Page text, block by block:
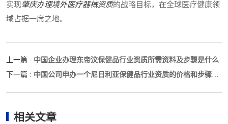
实现肇庆办理境外医疗器械资质的战略目标，在全球医疗健康领
域占据一席之地。
上一篇 : 中国企业办理东帝汶保健品行业资质所需资料及步骤是什么
下一篇 : 中国公司申办一个尼日利亚保健品行业资质的价格和步骤指
相关文章